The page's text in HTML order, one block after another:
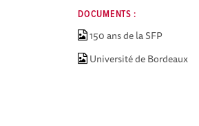
DOCUMENTS :
150 ans de la SFP
Université de Bordeaux